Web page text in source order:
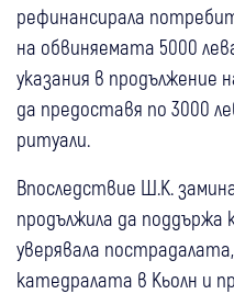
рефинансирала
на обвиняемата 5000
указания в продължение
да предоставя по 3000
ритуали.
Впоследствие Ш.К.
продължила да
уверявала
катедралата в Кьолн и